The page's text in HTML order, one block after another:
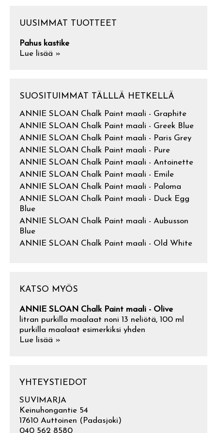
UUSIMMAT TUOTTEET
Pahus kastike
Lue lisää »
SUOSITUIMMAT TÄLLLÄ HETKELLÄ
ANNIE SLOAN Chalk Paint maali - Graphite
ANNIE SLOAN Chalk Paint maali - Greek Blue
ANNIE SLOAN Chalk Paint maali - Paris Grey
ANNIE SLOAN Chalk Paint maali - Pure
ANNIE SLOAN Chalk Paint maali - Antoinette
ANNIE SLOAN Chalk Paint maali - Emile
ANNIE SLOAN Chalk Paint maali - Paloma
ANNIE SLOAN Chalk Paint maali - Duck Egg
Blue
ANNIE SLOAN Chalk Paint maali - Aubusson
Blue
ANNIE SLOAN Chalk Paint maali - Old White
KATSO MYÖS
ANNIE SLOAN Chalk Paint maali - Olive
litran purkilla maalaat noni 13 neliötä, 100 ml
purkilla maalaat esimerkiksi yhden
Lue lisää »
YHTEYSTIEDOT
SUVIMARJA
Keinuhongantie 54
17610 Auttoinen (Padasjoki)
040 562 8580